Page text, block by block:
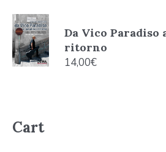
Da Vico Paradiso
ritorno
14,00€
Cart